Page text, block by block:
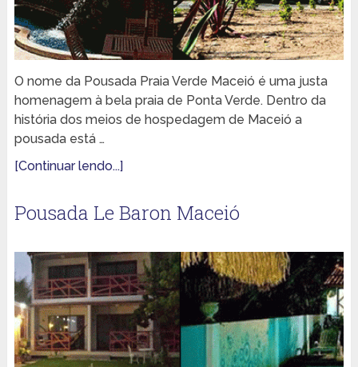
O nome da Pousada Praia Verde Maceió é uma justa
homenagem à bela praia de Ponta Verde. Dentro da
história dos meios de hospedagem de Maceió a
pousada está …
[Continuar lendo...]
Pousada Le Baron Maceió